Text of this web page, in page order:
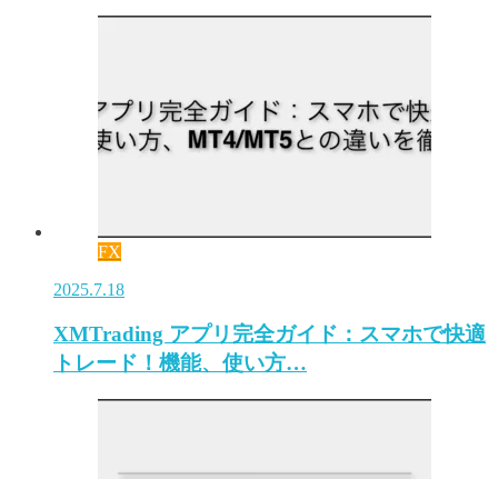
FX
2025.7.18
XMTrading アプリ完全ガイド：スマホで快適
トレード！機能、使い方…